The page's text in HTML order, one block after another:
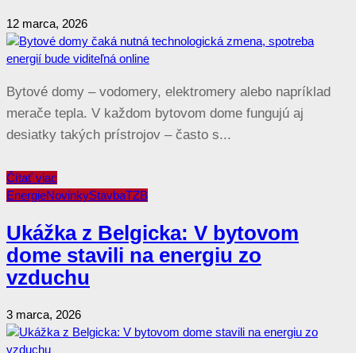
12 marca, 2026
Bytové domy – vodomery, elektromery alebo napríklad
merače tepla. V každom bytovom dome fungujú aj
desiatky takých prístrojov – často s...
Čítať viac
EnergieNovinkyStavbaTZB
Ukážka z Belgicka: V bytovom
dome stavili na energiu zo
vzduchu
3 marca, 2026